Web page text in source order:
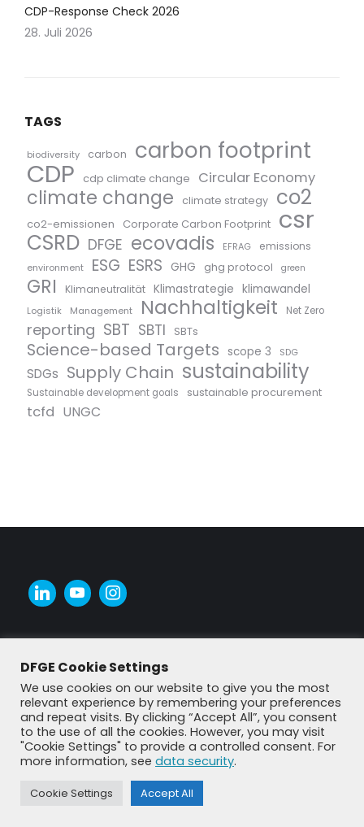
CDP-Response Check 2026
28. Juli 2026
TAGS
biodiversity carbon carbon footprint
CDP cdp climate change Circular Economy
climate change climate strategy co2
co2-emissionen Corporate Carbon Footprint csr
CSRD DFGE ecovadis EFRAG emissions
environment ESG ESRS GHG ghg protocol green
GRI Klimaneutralität Klimastrategie klimawandel
Logistik Management Nachhaltigkeit Net Zero
reporting SBT SBTI SBTs
Science-based Targets scope 3 SDG
SDGs Supply Chain sustainability
Sustainable development goals sustainable procurement
tcfd UNGC
Previously used menu 1
+49 8192 99 7 33-20
DFGE Cookie Settings
We use cookies on our website to give you the most
relevant experience by remembering your preferences
and repeat visits. By clicking “Accept All”, you consent
to the use of all the cookies. However, you may visit
"Cookie Settings" to provide a controlled consent. For
more information, see data security.
Cookie Settings Accept All